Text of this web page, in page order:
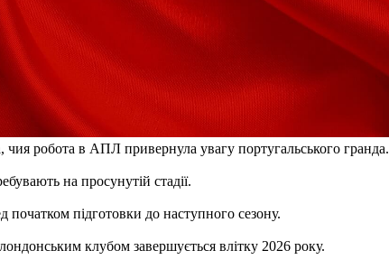
робота в АПЛ привернула увагу португальського гранда.
на просунутій стадії.
початком підготовки до наступного сезону.
клубом завершується влітку 2026 року.